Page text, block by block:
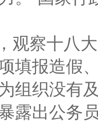
察十八大
填报造假
组织没有
露出公务